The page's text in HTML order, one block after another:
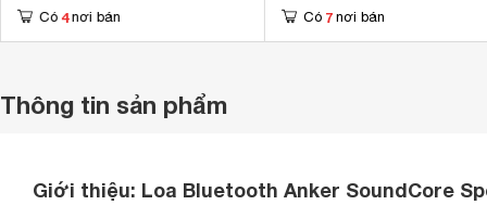
Có 4 nơi bán Có 7 nơi bán
Thông tin sản phẩm
Giới thiệu: Loa Bluetooth Anker SoundCore